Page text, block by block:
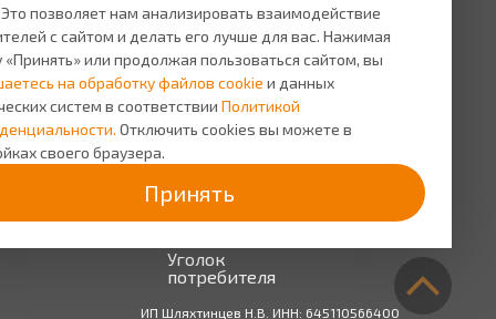
при каких условиях не является публичной офертой,
услуг, пожалуйста, обращайтесь в салоны оптики ВИЖУ.
на прием
О компании
О
компании
Новости
Прайс-
Уголок
потребителя
ИП Шляхтинцев Н.В. ИНН: 645110566400
позволяет нам анализировать взаимодействие
с сайтом и делать его лучше для вас. Нажимая
«Принять» или продолжая пользоваться сайтом, вы
на обработку файлов cookie и данных
систем в соответствии Политикой
Отключить cookies вы можете в
своего браузера.
Принять